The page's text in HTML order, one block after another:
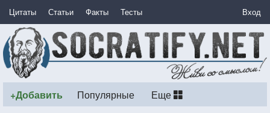
Цитаты Статьи Факты Тесты Вход
+Добавить Популярные Еще